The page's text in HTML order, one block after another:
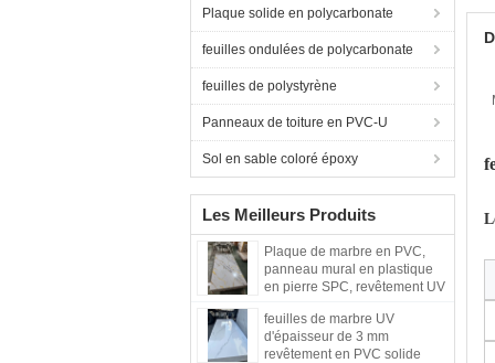
Plaque solide en polycarbonate
feuilles ondulées de polycarbonate
feuilles de polystyrène
Panneaux de toiture en PVC-U
Sol en sable coloré époxy
Les Meilleurs Produits
Plaque de marbre en PVC,
panneau mural en plastique
en pierre SPC, revêtement UV
marbre, matériau décoratif
pour les murs intérieurs
feuilles de marbre UV
d'épaisseur de 3 mm
revêtement en PVC solide